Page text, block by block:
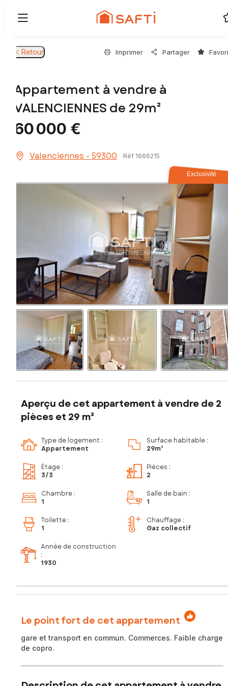
Retour Imprimer Partager
Appartement à vendre à
VALENCIENNES de 29m²
60 000 €
Valenciennes - 59300 Réf 1666215
Exclusivité
Aperçu de cet appartement à vendre de 2
pièces et 29 m²
Type de logement :
Appartement
Surface habitable :
29m²
Étage :
3/3
Pièces :
2
Chambre :
1
Salle de bain :
1
Toilette :
1
Chauffage :
Gaz collectif
Année de construction
:
1930
Le point fort de cet appartement
gare et transport en commun. Commerces. Faible charge
de copro.